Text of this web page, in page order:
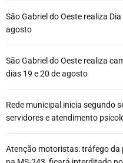
São Gabriel do Oeste realiza
agosto
São Gabriel do Oeste realiza
dias 19 e 20 de agosto
Rede municipal inicia segundo
servidores e atendimento
Atenção motoristas: tráfego da